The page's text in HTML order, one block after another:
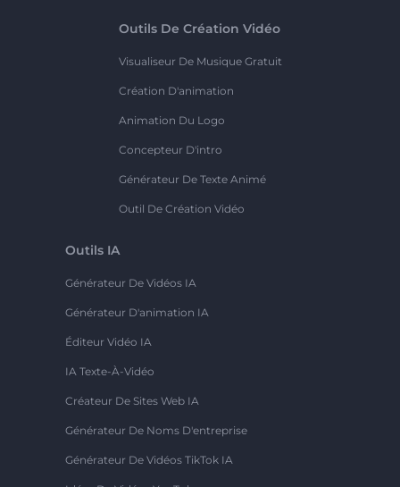
Outils De Création Vidéo
Visualiseur De Musique Gratuit
Création D'animation
Animation Du Logo
Concepteur D'intro
Générateur De Texte Animé
Outil De Création Vidéo
Outils IA
Générateur De Vidéos IA
Générateur D'animation IA
Éditeur Vidéo IA
IA Texte-À-Vidéo
Créateur De Sites Web IA
Générateur De Noms D'entreprise
Générateur De Vidéos TikTok IA